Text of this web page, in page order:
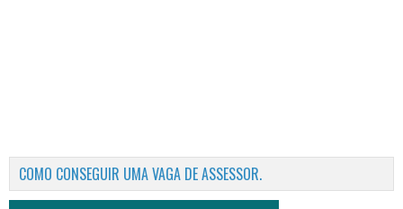
COMO CONSEGUIR UMA VAGA DE ASSESSOR.